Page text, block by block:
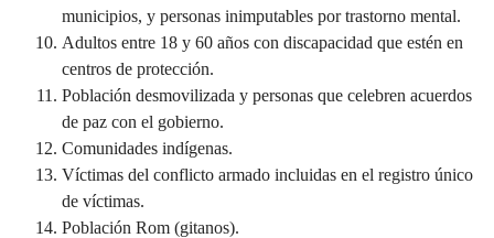
municipios, y personas inimputables por trastorno mental.
Adultos entre 18 y 60 años con discapacidad que estén en
centros de protección.
Población desmovilizada y personas que celebren acuerdos
de paz con el gobierno.
Comunidades indígenas.
Víctimas del conflicto armado incluidas en el registro único
de víctimas.
Población Rom (gitanos).